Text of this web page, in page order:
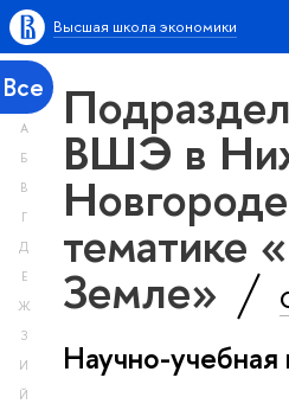
Высшая школа экономики
Все
А
Б
В
Г
Д
Е
Ж
З
И
Й
ВШЭ в
тематике
Земле»
Научно-учебная